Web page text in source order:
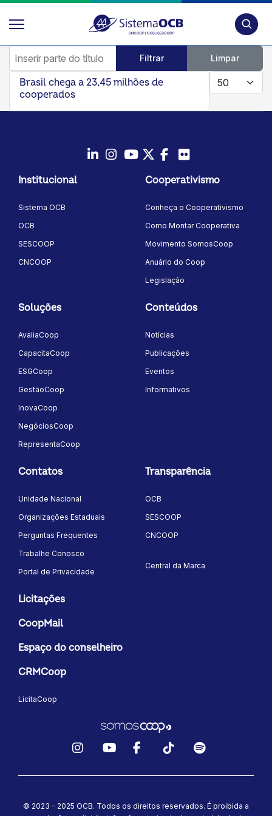
Inserir parte do título
Filtrar Limpar
Mostrar #
Brasil chega a 23,45 milhões de
cooperados
Instagram
YoutubeTwitter/X
Facebook
Institucional
Sistema OCB
OCB
SESCOOP
CNCOOP
Cooperativismo
Conheça o Cooperativismo
Como Montar Cooperativa
Movimento SomosCoop
Anuário do Coop
Legislação
Soluções
AvaliaCoop
CapacitaCoop
ESGCoop
GestãoCoop
InovaCoop
NegóciosCoop
RepresentaCoop
Conteúdos
Notícias
Publicações
Eventos
Informativos
Contatos
Unidade Nacional
Organizações Estaduais
Perguntas Frequentes
Trabalhe Conosco
Portal de Privacidade
Transparência
OCB
SESCOOP
CNCOOP
Central da Marca
Licitações
CoopMail
Espaço do conselheiro
CRMCoop
LicitaCoop
© 2023 - 2025 OCB. Todos os direitos reservados. É proibida a